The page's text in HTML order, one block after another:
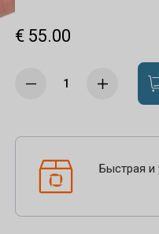
€ 55.00
Быстрая и